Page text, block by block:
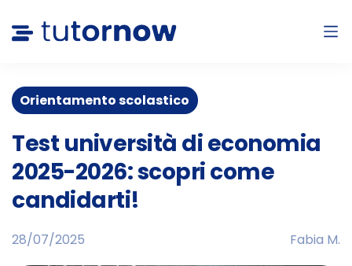
Orientamento scolastico
Test università di economia
2025-2026: scopri come
candidarti!
28/07/2025 Fabia M.